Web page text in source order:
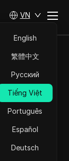
VN
English
繁體中文
Русский
Tiếng Việt
Português
Español
Deutsch
trên
đủ cho